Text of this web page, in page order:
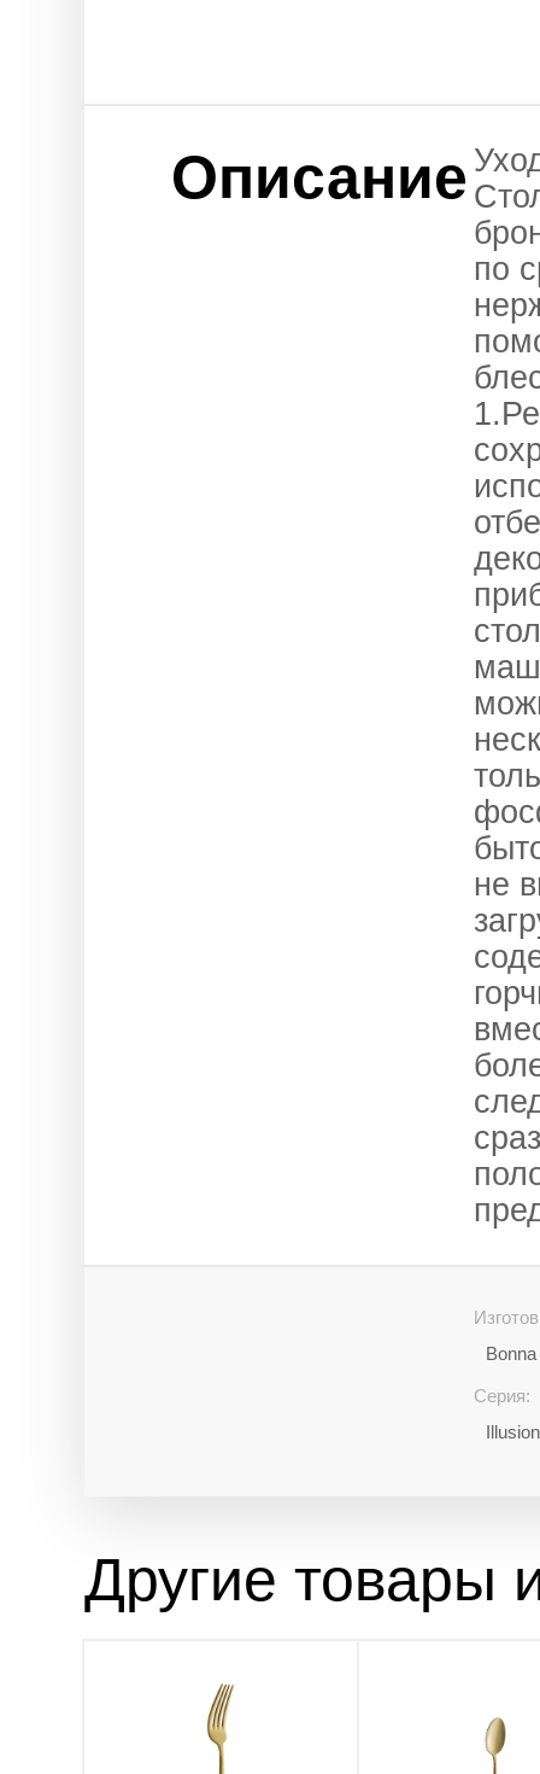
Описание
по
не
Серия:
Другие товары